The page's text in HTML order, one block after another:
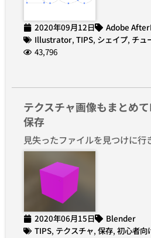
2020年09月12日
Adobe
Illustrator, TIPS, シェイプ, チュ
43,796
テクスチャ画像もまとめ
保存
見失ったファイルを見つけに行
2020年06月15日
Blender
TIPS, テクスチャ, 保存, 初心者向